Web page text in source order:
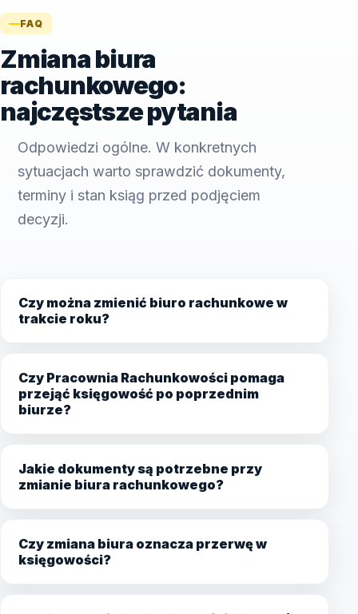
FAQ
Zmiana biura
rachunkowego:
najczęstsze pytania
Odpowiedzi ogólne. W konkretnych
sytuacjach warto sprawdzić dokumenty,
terminy i stan ksiąg przed podjęciem
decyzji.
Czy można zmienić biuro rachunkowe w
trakcie roku?
Czy Pracownia Rachunkowości pomaga
przejąć księgowość po poprzednim
biurze?
Jakie dokumenty są potrzebne przy
zmianie biura rachunkowego?
Czy zmiana biura oznacza przerwę w
księgowości?